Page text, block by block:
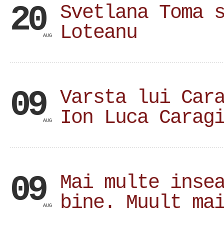
20AUG
Svetlana Toma
Loteanu
09AUG
Varsta lui
Ion Luca
09AUG
Mai multe
bine. Muult